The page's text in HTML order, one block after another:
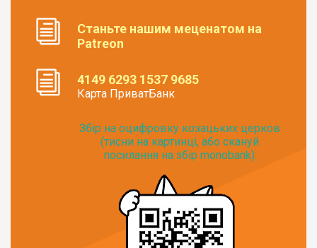
Станьте нашим меценатом на
Patreon
4149 6293 1537 9685
Карта ПриватБанк
Збір на оцифровку козацьких церков
(тисни на картинці, або скануй
посилання на збір monobank):